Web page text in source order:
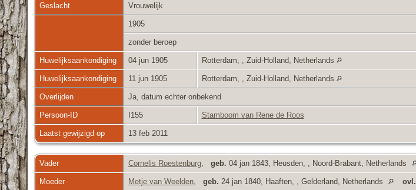
Geslacht Vrouwelijk
1905
zonder beroep
Huwelijksaankondiging 04 jun 1905 Rotterdam, , Zuid-Holland, Netherlands
Huwelijksaankondiging 11 jun 1905 Rotterdam, , Zuid-Holland, Netherlands
Overlijden Ja, datum echter onbekend
Persoon-ID I155 Stamboom van Rene de Roos
Laatst gewijzigd op 13 feb 2011
Vader Cornelis Roestenburg, geb. 04 jan 1843, Heusden, , Noord-Brabant, Netherlands
Moeder Metje van Weelden, geb. 24 jan 1840, Haaften, , Gelderland, Netherlands ovl.